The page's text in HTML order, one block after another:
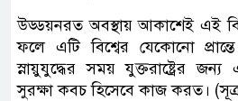
উড্ডয়নরত অবস্থায় আকাশেই এই
ফলে এটি বিশ্বের যেকোনো
স্নায়ুযুদ্ধের সময় যুক্তরাষ্ট্রের
সুরক্ষা কবচ হিসেবে কাজ করত।